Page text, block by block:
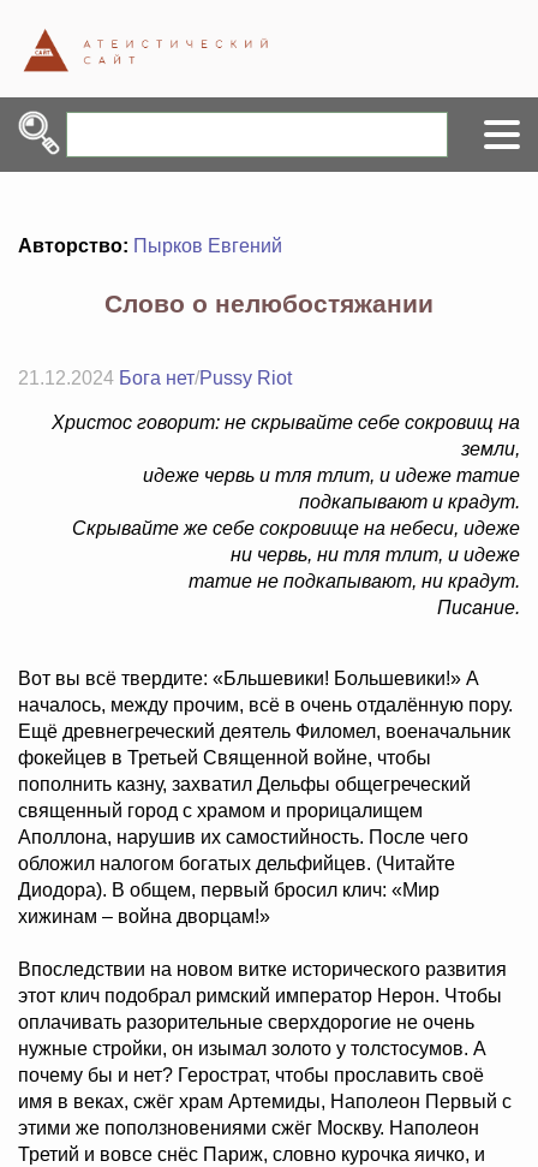
Авторство: Пырков Евгений
Слово о нелюбостяжании
21.12.2024 Бога нет/Pussy Riot
Христос говорит: не скрывайте себе сокровищ на
земли,
идеже червь и тля тлит, и идеже татие
подкапывают и крадут.
Скрывайте же себе сокровище на небеси, идеже
ни червь, ни тля тлит, и идеже
татие не подкапывают, ни крадут.
Писание.
Вот вы всё твердите: «Бльшевики! Большевики!» А
началось, между прочим, всё в очень отдалённую пору.
Ещё древнегреческий деятель Филомел, военачальник
фокейцев в Третьей Священной войне, чтобы
пополнить казну, захватил Дельфы общегреческий
священный город с храмом и прорицалищем
Аполлона, нарушив их самостийность. После чего
обложил налогом богатых дельфийцев. (Читайте
Диодора). В общем, первый бросил клич: «Мир
хижинам – война дворцам!»
Впоследствии на новом витке исторического развития
этот клич подобрал римский император Нерон. Чтобы
оплачивать разорительные сверхдорогие не очень
нужные стройки, он изымал золото у толстосумов. А
почему бы и нет? Герострат, чтобы прославить своё
имя в веках, сжёг храм Артемиды, Наполеон Первый с
этими же поползновениями сжёг Москву. Наполеон
Третий и вовсе снёс Париж, словно курочка яичко, и